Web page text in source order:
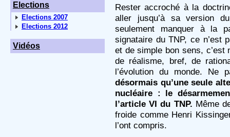
Elections
Elections 2007
Elections 2012
Vidéos
Rester accroché à la
aller jusqu’à sa version
seulement manquer à la
signataire du TNP, ce n’est
et de simple bon sens, c’est
de réalisme, bref, de
l’évolution du monde. Ne
désormais qu’une seule
nucléaire : le
l’article VI du TNP. Même
froide comme Henri
l’ont compris.